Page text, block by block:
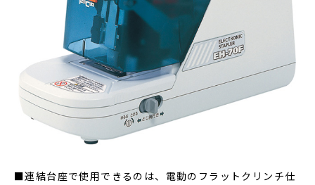
■連結台座で使用できるのは、電動のフラットクリンチ仕